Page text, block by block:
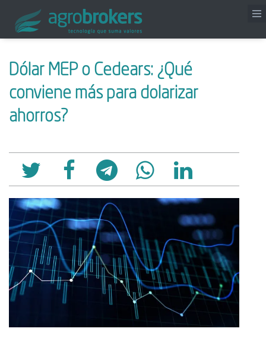
Dólar MEP o Cedears: ¿Qué
conviene más para dolarizar
ahorros?